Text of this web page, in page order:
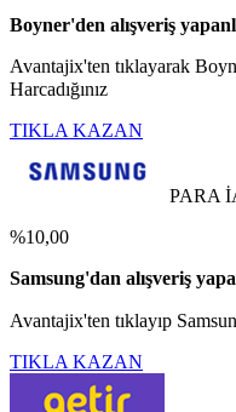
Boyner'den alışveriş
Avantajix'ten tıklayarak
Harcadığınız
TIKLA KAZAN
PARA
%10,00
Samsung'dan alışveriş
Avantajix'ten tıklayıp
TIKLA KAZAN